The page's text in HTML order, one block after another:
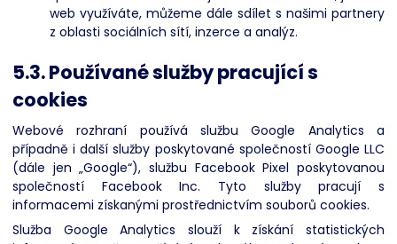
web využíváte, můžeme dále sdílet s našimi partnery
z oblasti sociálních sítí, inzerce a analýz.
5.3. Používané služby pracující s
cookies
Webové rozhraní používá službu Google Analytics a
případně i další služby poskytované společností Google LLC
(dále jen „Google“), službu Facebook Pixel poskytovanou
společností Facebook Inc. Tyto služby pracují s
informacemi získanými prostřednictvím souborů cookies.
Služba Google Analytics slouží k získání statistických